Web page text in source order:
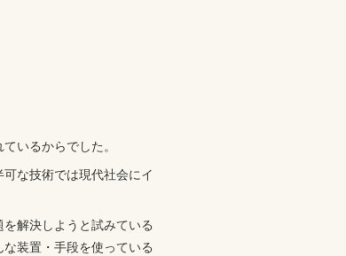
いるからでした。
な技術では現代社会にイ
解決しようと試みている
装置・手段を使っている